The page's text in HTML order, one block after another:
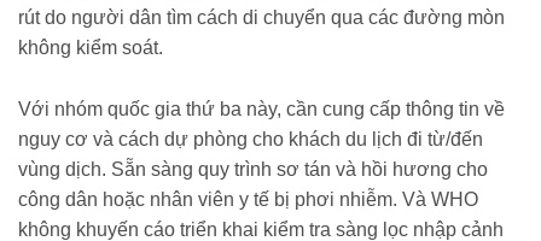
rút do người dân tìm cách di chuyển qua các đường mòn
không kiểm soát.
Với nhóm quốc gia thứ ba này, cần cung cấp thông tin về
nguy cơ và cách dự phòng cho khách du lịch đi từ/đến
vùng dịch. Sẵn sàng quy trình sơ tán và hồi hương cho
công dân hoặc nhân viên y tế bị phơi nhiễm. Và WHO
không khuyến cáo triển khai kiểm tra sàng lọc nhập cảnh